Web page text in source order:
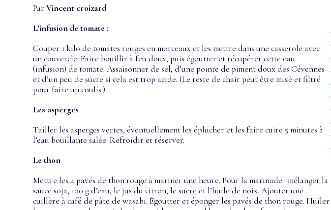
ParVincent croizard
L’infusion de tomate :
Couper 1 kilo de tomates rouges en morceaux et les mettre dans une casserole avec
un couvercle. Faire bouillir à feu doux, puis égoutter et récupérer cette eau
(infusion) de tomate. Assaisonner de sel, d’une pointe de piment doux des Cévennes
et d’un peu de sucre si cela est trop acide. (Le reste de chair peut être mixé et filtré
pour faire un coulis.)
Les asperges
Tailler les asperges vertes, éventuellement les éplucher et les faire cuire 5 minutes à
l’eau bouillante salée. Refroidir et réserver.
Le thon
Mettre les 4 pavés de thon rouge à mariner une heure. Pour la marinade : mélanger la
sauce soja, 100 g d’eau, le jus du citron, le sucre et l’huile de noix. Ajouter une
cuillère à café de pâte de wasabi. Égoutter et éponger les pavés de thon rouge. Huiler